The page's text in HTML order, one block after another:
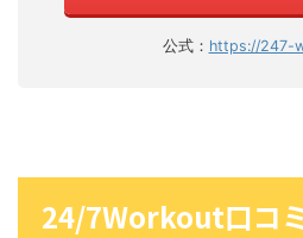
公式： https://247-
24/7Workout口コ